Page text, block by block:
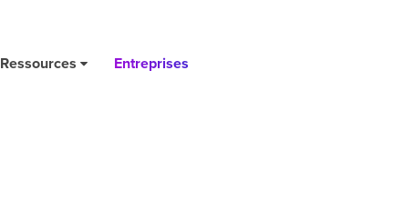
Ressources Entreprises